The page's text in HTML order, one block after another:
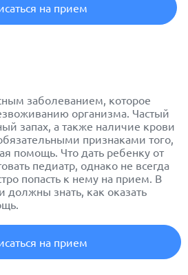
на прием
заболеванием, которое
организма. Частый
запах, а также наличие крови
признаками того,
помощь. Что дать ребенку от
педиатр, однако не всегда
попасть к нему на прием. В
должны знать, как оказать
на прием